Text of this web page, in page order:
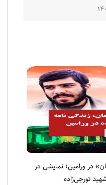
در ورامین؛ نمایشی در
تورجی‌زاده